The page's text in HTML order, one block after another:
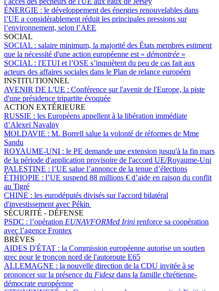
ÉNERGIE : le développement des énergies renouvelables dans
l’UE a considérablement réduit les principales pressions sur
l’environnement, selon l’AEE
SOCIAL
SOCIAL : salaire minimum, la majorité des États membres estiment
que la nécessité d'une action européenne est « démontrée »
SOCIAL : l'ETUI et l’OSE s’inquiètent du peu de cas fait aux
acteurs des affaires sociales dans le Plan de relance européen
INSTITUTIONNEL
AVENIR DE L'UE : Conférence sur l'avenir de l'Europe, la piste
d'une présidence tripartite évoquée
ACTION EXTÉRIEURE
RUSSIE : les Européens appellent à la libération immédiate
d’Alexeï Navalny
MOLDAVIE : M. Borrell salue la volonté de réformes de Mme
Sandu
ROYAUME-UNI : le PE demande une extension jusqu'à la fin mars
de la période d'application provisoire de l'accord UE/Royaume-Uni
PALESTINE : l’UE salue l’annonce de la tenue d’élections
ÉTHIOPIE : l’UE suspend 88 millions € d’aide en raison du conflit
au Tigré
CHINE : les eurodéputés divisés sur l'accord bilatéral
d'investissement avec Pékin
SÉCURITÉ - DÉFENSE
PSDC : l’opération EUNAVFORMed Irini renforce sa coopération
avec l’agence Frontex
BRÈVES
AIDES D'ÉTAT : la Commission européenne autorise un soutien
grec pour le tronçon nord de l'autoroute E65
ALLEMAGNE : la nouvelle direction de la CDU invitée à se
prononcer sur la présence du Fidesz dans la famille chrétienne-
démocrate européenne